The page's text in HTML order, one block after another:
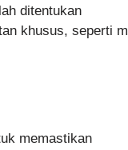
ditentukan
khusus, seperti
memastikan